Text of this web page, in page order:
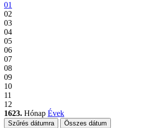
01
02
03
04
05
06
07
08
09
10
11
12
1623. Hónap Évek
Szűrés dátumra Összes dátum